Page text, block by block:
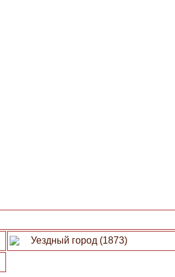
Уездный город (1873)